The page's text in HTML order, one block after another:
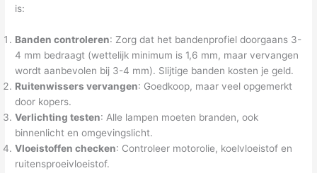
is:
Banden controleren: Zorg dat het bandenprofiel doorgaans 3-
4 mm bedraagt (wettelijk minimum is 1,6 mm, maar vervangen
wordt aanbevolen bij 3-4 mm). Slijtige banden kosten je geld.
Ruitenwissers vervangen: Goedkoop, maar veel opgemerkt
door kopers.
Verlichting testen: Alle lampen moeten branden, ook
binnenlicht en omgevingslicht.
Vloeistoffen checken: Controleer motorolie, koelvloeistof en
ruitensproeivloeistof.